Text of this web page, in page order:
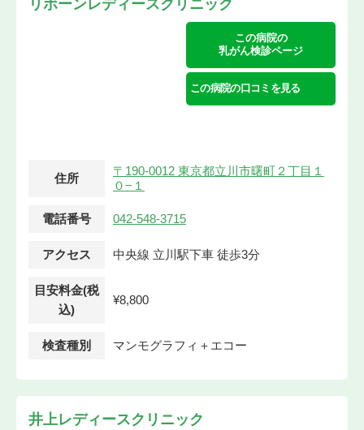
リボーンレディースクリニック
この病院の
乳がん検診ページ
この病院の口コミを見る
住所
〒190-0012 東京都立川市曙町２丁目１
０−１
電話番号 042-548-3715
アクセス 中央線 立川駅下車 徒歩3分
目安料金(税
込)
¥8,800
検査種別 マンモグラフィ＋エコー
井上レディースクリニック